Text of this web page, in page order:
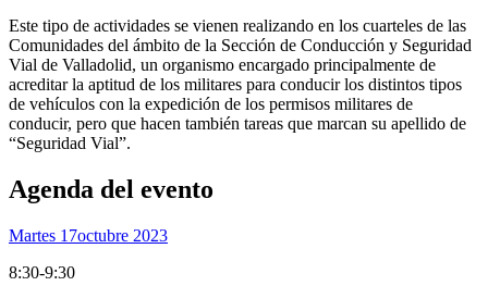
Este tipo de actividades se vienen realizando en los cuarteles de las
Comunidades del ámbito de la Sección de Conducción y Seguridad
Vial de Valladolid, un organismo encargado principalmente de
acreditar la aptitud de los militares para conducir los distintos tipos
de vehículos con la expedición de los permisos militares de
conducir, pero que hacen también tareas que marcan su apellido de
“Seguridad Vial”.
Agenda del evento
Martes 17Octubre 2023
8:30-9:30